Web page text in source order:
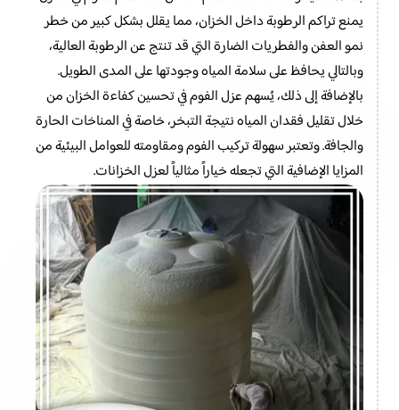
يمنع تراكم الرطوبة داخل الخزان، مما يقلل بشكل كبير من خطر
نمو العفن والفطريات الضارة التي قد تنتج عن الرطوبة العالية،
وبالتالي يحافظ على سلامة المياه وجودتها على المدى الطويل.
بالإضافة إلى ذلك، يُسهم عزل الفوم في تحسين كفاءة الخزان من
خلال تقليل فقدان المياه نتيجة التبخر، خاصة في المناخات الحارة
والجافة. وتعتبر سهولة تركيب الفوم ومقاومته للعوامل البيئية من
المزايا الإضافية التي تجعله خياراً مثالياً لعزل الخزانات.